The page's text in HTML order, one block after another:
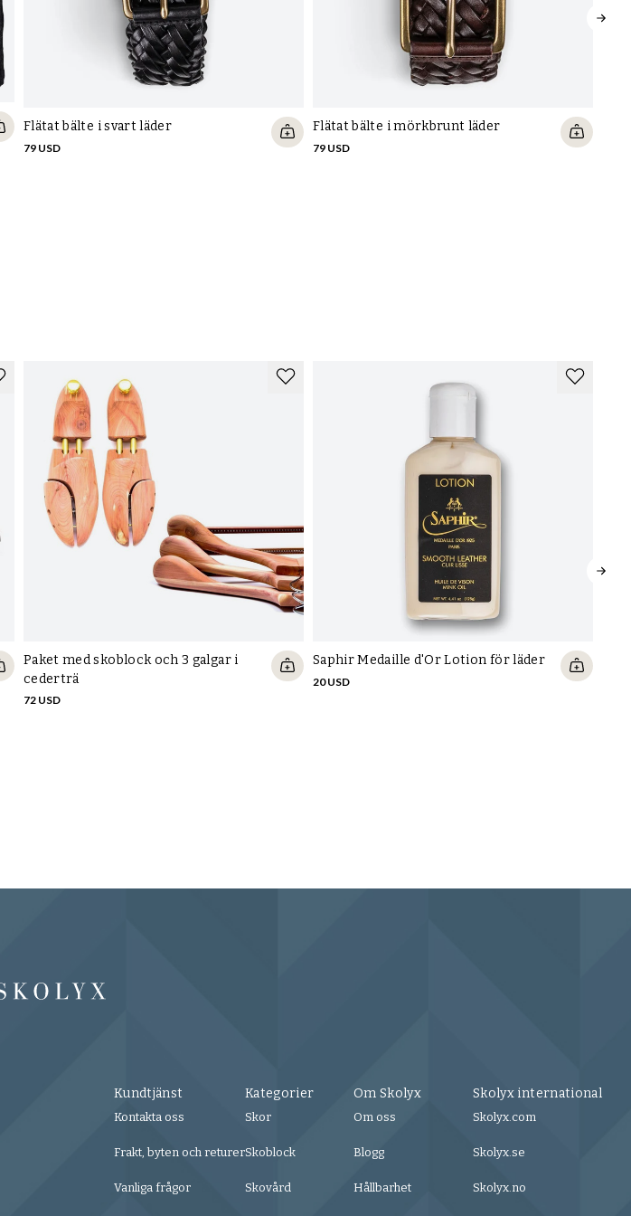
Flätat bälte i svart läder
79 USD
Flätat bälte i mörkbrunt läder
79 USD
Paket med skoblock och 3 galgar i
cederträ
72 USD
Saphir Medaille d'Or Lotion för läder
20 USD
Kundtjänst
Kontakta oss
Frakt, byten och returer
Vanliga frågor
Kategorier
Skor
Skoblock
Skovård
Om Skolyx
Om oss
Blogg
Hållbarhet
Skolyx international
Skolyx.com
Skolyx.se
Skolyx.no